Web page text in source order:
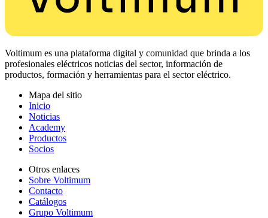
Voltimum es una plataforma digital y comunidad que brinda a los
profesionales eléctricos noticias del sector, información de
productos, formación y herramientas para el sector eléctrico.
Mapa del sitio
Inicio
Noticias
Academy
Productos
Socios
Otros enlaces
Sobre Voltimum
Contacto
Catálogos
Grupo Voltimum